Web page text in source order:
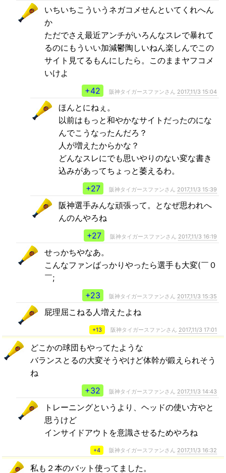
いちいちこういうネガコメせんといてくれへん
か
ただでさえ最近アンチがいろんなスレで暴れて
るのにもういい加減鬱陶しいねん楽しんでこの
サイト見てるもんにしたら。このままヤフコメ
いけよ
+42
阪神タイガースファンさん 2017,11/3 15:04
ほんとにねぇ。
以前はもっと和やかなサイトだったのにな
んでこうなったんだろ？
人が増えたからかな？
どんなスレにでも思いやりのない変な書き
込みがあってちょっと萎えるわ。
+27
阪神タイガースファンさん 2017,11/3 15:39
阪神選手みんな頑張って。となぜ思われへ
んのんやろね
+27
阪神タイガースファンさん 2017,11/3 16:19
せっかちやなあ。
こんなファンばっかりやったら選手も大変(￣０
￣;
+23
阪神タイガースファンさん 2017,11/3 15:35
屁理屈こねる人増えたよね
+13 阪神タイガースファンさん 2017,11/3 17:01
どこかの球団もやってたような
バランスとるの大変そうやけど体幹が鍛えられそう
ね
+32
阪神タイガースファンさん 2017,11/3 14:43
トレーニングというより、ヘッドの使い方やと
思うけど
インサイドアウトを意識させるためやろね
+4 阪神タイガースファンさん 2017,11/3 16:32
私も２本のバット使ってました。